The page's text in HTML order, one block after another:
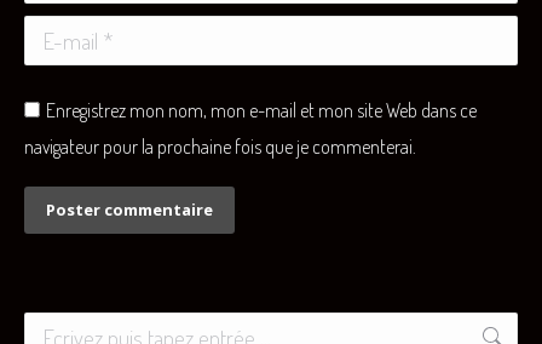
E-mail *
Enregistrez mon nom, mon e-mail et mon site Web dans ce
navigateur pour la prochaine fois que je commenterai.
Poster commentaire
Recherche